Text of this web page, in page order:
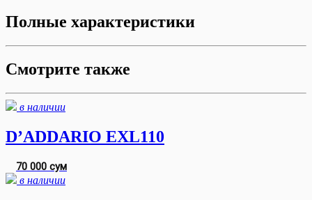
Полные характеристики
Смотрите также
в наличии
D’ADDARIO EXL110
70 000 сум
в наличии